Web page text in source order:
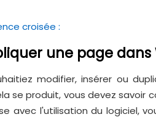
croisée :
une page dans
modifier, insérer ou
se produit, vous devez savoir
avec l'utilisation du logiciel,